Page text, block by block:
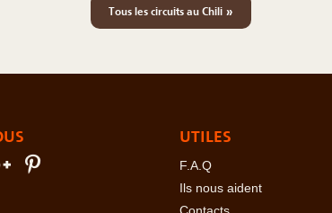
Tous les circuits au Chili»
UTILES
F.A.Q
Ils nous aident